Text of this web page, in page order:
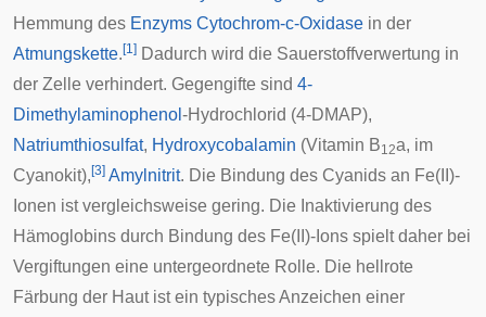
Hemmung des Enzyms Cytochrom-c-Oxidase in der
Atmungskette. [1] Dadurch wird die Sauerstoffverwertung in
der Zelle verhindert. Gegengifte sind 4-
Dimethylaminophenol -Hydrochlorid (4-DMAP),
Natriumthiosulfat, Hydroxycobalamin (Vitamin B12a, im
Cyanokit), [3] Amylnitrit. Die Bindung des Cyanids an Fe(II)-
Ionen ist vergleichsweise gering. Die Inaktivierung des
Hämoglobins durch Bindung des Fe(II)-Ions spielt daher bei
Vergiftungen eine untergeordnete Rolle. Die hellrote
Färbung der Haut ist ein typisches Anzeichen einer